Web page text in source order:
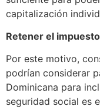
capitalización
Retener el
Por este motivo,
podrían considerar
Dominicana para
seguridad social es